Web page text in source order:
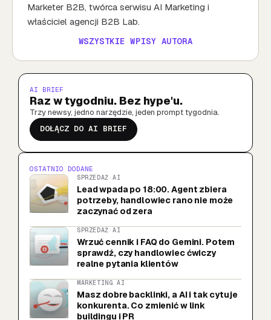
Marketer B2B, twórca serwisu AI Marketing i
właściciel agencji B2B Lab.
WSZYSTKIE WPISY AUTORA
AI BRIEF
Raz w tygodniu. Bez hype'u.
Trzy newsy, jedno narzędzie, jeden prompt tygodnia.
DOŁĄCZ DO AI BRIEF
OSTATNIO DODANE
SPRZEDAŻ AI
Lead wpada po 18:00. Agent zbiera
potrzeby, handlowiec rano nie może
zaczynać od zera
SPRZEDAŻ AI
Wrzuć cennik i FAQ do Gemini. Potem
sprawdź, czy handlowiec ćwiczy
realne pytania klientów
MARKETING AI
Masz dobre backlinki, a AI i tak cytuje
konkurenta. Co zmienić w link
buildingu i PR